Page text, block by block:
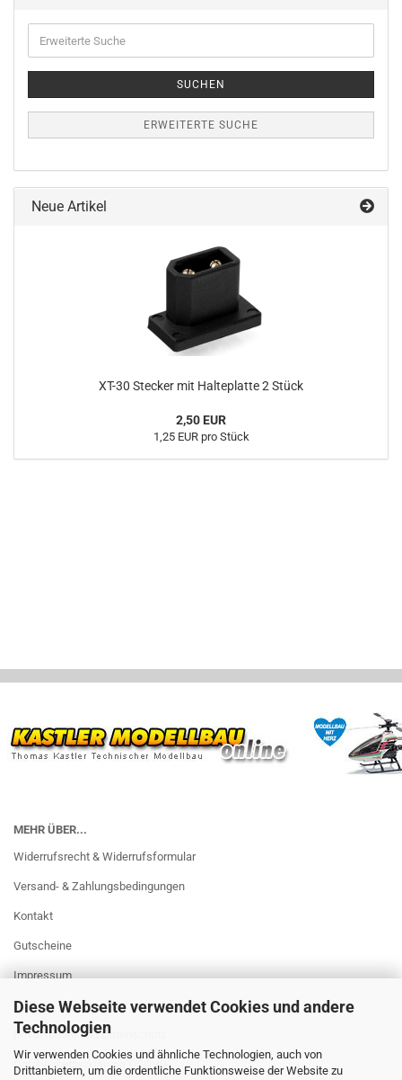
Diese Webseite verwendet Cookies und andere
Technologien
Wir verwenden Cookies und ähnliche Technologien, auch von
Drittanbietern, um die ordentliche Funktionsweise der Website zu
Suche
SUCHEN
ERWEITERTE SUCHE
Neue Artikel
XT-30 Stecker mit Halteplatte 2 Stück
2,50 EUR
1,25 EUR pro Stück
MEHR ÜBER...
Widerrufsrecht & Widerrufsformular
Versand- & Zahlungsbedingungen
Kontakt
Gutscheine
Impressum
AGB
Privatsphäre und Datenschutz
Datenschutzerklärung DSGVO